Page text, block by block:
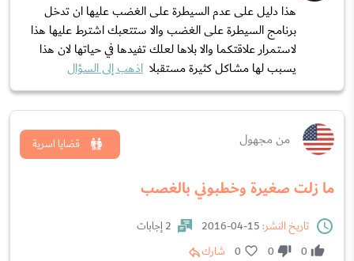
هذا دليل على عدم السيطرة على الغضب عليها ان تدخل
برنامج السيطرة على الغضب والا ستتعبك اشترط عليها هذا
لاستمرار علاقتكما والا بلاها لعلك تفيدها في حياتها لان هذا
يسبب لها مشاكل كثيرة مستقبلا اذهب إلى السؤال
من مجهول
ما زلت صغيرة وخطبوني بالغصب
قضايا اسرية
تاريخ النشر:
2 إجابات
0
0
0 شارك